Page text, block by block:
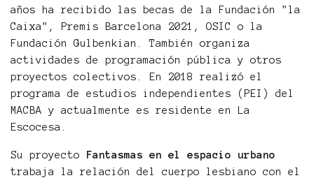
años ha recibido las becas de la Fundación "la
Caixa", Premis Barcelona 2021, OSIC o la
Fundación Gulbenkian. También organiza
actividades de programación pública y otros
proyectos colectivos. En 2018 realizó el
programa de estudios independientes (PEI) del
MACBA y actualmente es residente en La
Escocesa.
Su proyecto
Fantasmas en el espacio urbano
trabaja la relación del cuerpo lesbiano con el